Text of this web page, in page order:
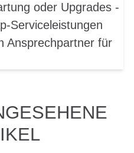
oder Upgrades -
Serviceleistungen
Ansprechpartner für